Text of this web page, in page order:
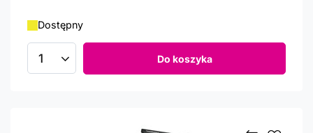
Dostępny
Ilość produktów Do koszyka